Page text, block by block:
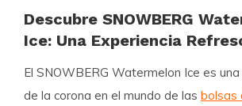
Descubre SNOWBERG
Ice: Una Experiencia
El SNOWBERG Watermelon Ice es
de la corona en el mundo de las bolsas